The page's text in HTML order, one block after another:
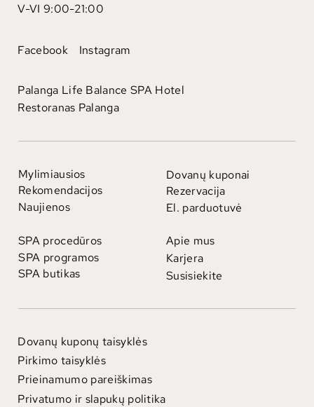
Mylimiausios
Rekomendacijos
Naujienos
SPA procedūros
SPA programos
SPA butikas
Dovanų kuponai
Rezervacija
El. parduotuvė
Apie mus
Karjera
Susisiekite
V-VI 9:00-21:00
Facebook Instagram
Palanga Life Balance SPA Hotel
Restoranas Palanga
Dovanų kuponų taisyklės
Pirkimo taisyklės
Prieinamumo pareiškimas
Privatumo ir slapukų politika